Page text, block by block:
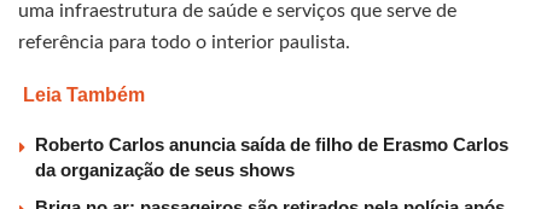
uma infraestrutura de saúde e serviços que serve de
referência para todo o interior paulista.
Leia Também
Roberto Carlos anuncia saída de filho de Erasmo Carlos
da organização de seus shows